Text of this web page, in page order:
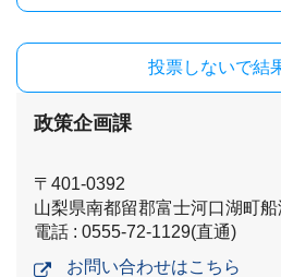
投票しないで結
政策企画課
〒401-0392
山梨県南都留郡富士河口湖町
電話 : 0555-72-1129(直通)
お問い合わせはこちら